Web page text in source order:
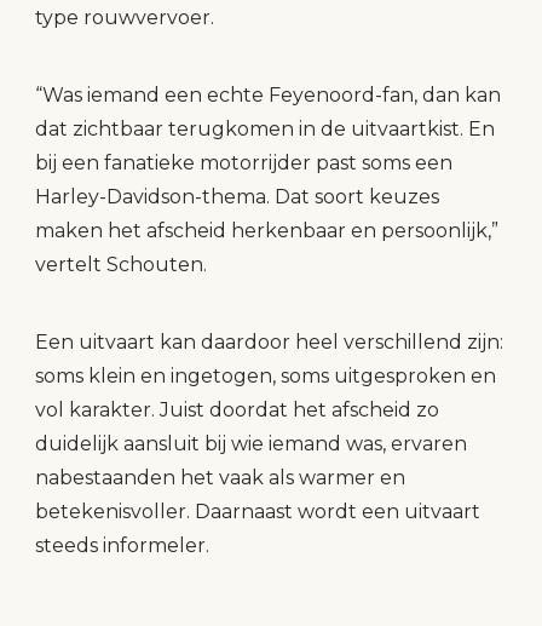
type rouwvervoer.
“Was iemand een echte Feyenoord-fan, dan kan
dat zichtbaar terugkomen in de uitvaartkist. En
bij een fanatieke motorrijder past soms een
Harley-Davidson-thema. Dat soort keuzes
maken het afscheid herkenbaar en persoonlijk,”
vertelt Schouten.
Een uitvaart kan daardoor heel verschillend zijn:
soms klein en ingetogen, soms uitgesproken en
vol karakter. Juist doordat het afscheid zo
duidelijk aansluit bij wie iemand was, ervaren
nabestaanden het vaak als warmer en
betekenisvoller. Daarnaast wordt een uitvaart
steeds informeler.